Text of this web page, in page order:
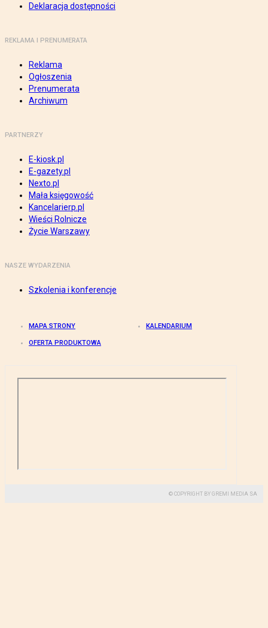
Deklaracja dostępności
REKLAMA I PRENUMERATA
Reklama
Ogłoszenia
Prenumerata
Archiwum
PARTNERZY
E-kiosk.pl
E-gazety.pl
Nexto.pl
Mała księgowość
Kancelarierp.pl
Wieści Rolnicze
Życie Warszawy
NASZE WYDARZENIA
Szkolenia i konferencje
MAPA STRONY KALENDARIUM
OFERTA PRODUKTOWA
© COPYRIGHT BY GREMI MEDIA SA